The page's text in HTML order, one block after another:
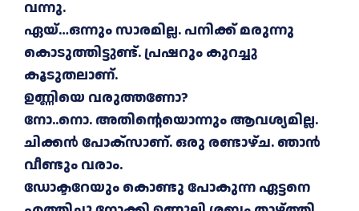
വന്നു.
ഏയ്…ഒന്നും സാരമില്ല. പനിക്ക് മരുന്നു
കൊടുത്തിട്ടുണ്ട്. പ്രഷറും കുറച്ചു
കൂടുതലാണ്.
ഉണ്ണിയെ വരുത്തണോ?
നോ..നൊ. അതിന്റെയൊന്നും ആവശ്യമില്ല.
ചിക്കൻ പോക്സാണ്. ഒരു രണ്ടാഴ്ച. ഞാൻ
വീണ്ടും വരാം.
ഡോക്ടറേയും കൊണ്ടു പോകുന്ന ഏട്ടനെ